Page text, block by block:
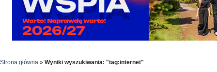
Strona główna » Wyniki wyszukiwania: "tag:internet"